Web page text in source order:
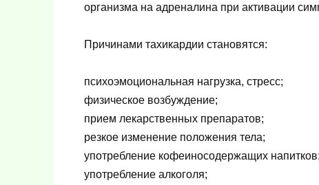
организма на адреналина при активации
Причинами тахикардии становятся:
психоэмоциональная нагрузка, стресс;
физическое возбуждение;
прием лекарственных препаратов;
резкое изменение положения тела;
употребление кофеиносодержащих напитков;
употребление алкоголя;